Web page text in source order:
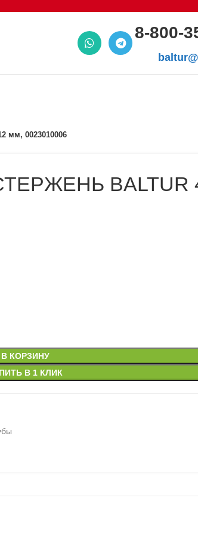
8-800-
мм, 0023010006
BALTUR
В КОРЗИНУ
В 1 КЛИК